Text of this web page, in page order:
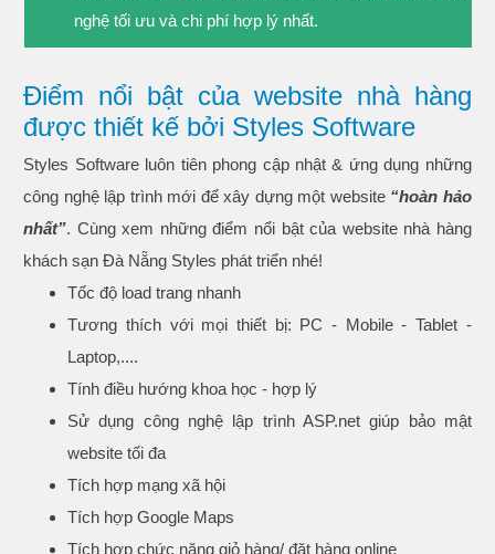
nghệ tối ưu và chi phí hợp lý nhất.
Điểm nổi bật của website nhà hàng
được thiết kế bởi Styles Software
Styles Software luôn tiên phong cập nhật & ứng dụng những
công nghệ lập trình mới để xây dựng một website“hoàn hảo
nhất”. Cùng xem những điểm nổi bật của website nhà hàng
khách sạn Đà Nẵng Styles phát triển nhé!
Tốc độ load trang nhanh
Tương thích với mọi thiết bị: PC - Mobile - Tablet -
Laptop,....
Tính điều hướng khoa học - hợp lý
Sử dụng công nghệ lập trình ASP.net giúp bảo mật
website tối đa
Tích hợp mạng xã hội
Tích hợp Google Maps
Tích hợp chức năng giỏ hàng/ đặt hàng online